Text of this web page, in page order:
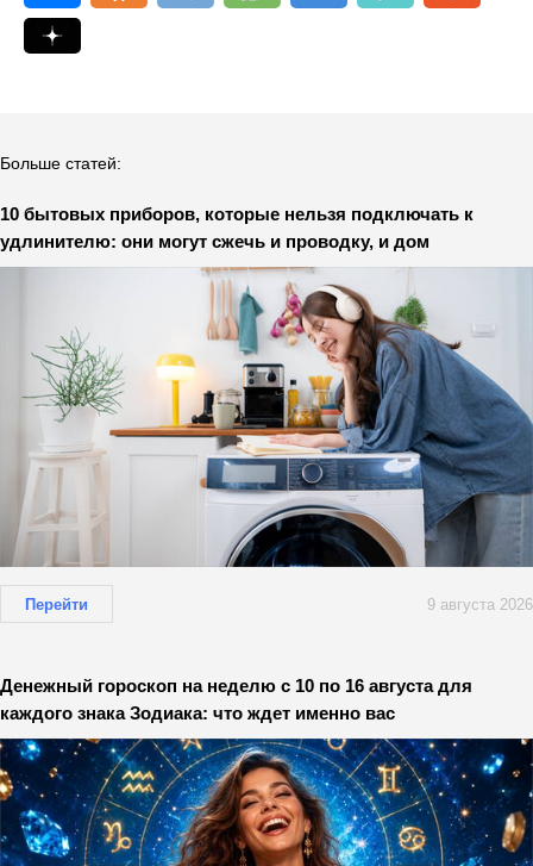
Больше статей:
10 бытовых приборов, которые нельзя подключать к
удлинителю: они могут сжечь и проводку, и дом
Перейти 9 августа 2026
Денежный гороскоп на неделю с 10 по 16 августа для
каждого знака Зодиака: что ждет именно вас